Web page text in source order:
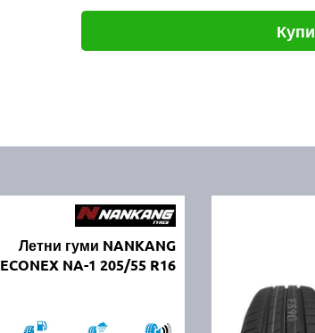
Купи
Летни гуми NANKANG
ECONEX NA-1 205/55 R16